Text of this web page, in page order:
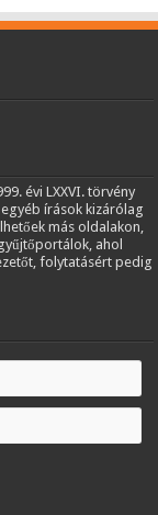
évi LXXVI. törvény
írások kizárólag
más oldalakon,
ahol
folytatásért pedig